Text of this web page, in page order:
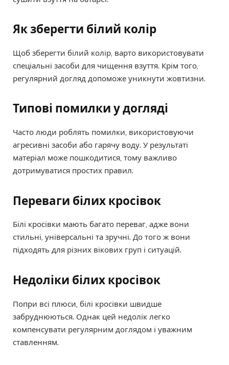
Як зберегти білий колір
Щоб зберегти білий колір, варто використовувати
спеціальні засоби для чищення взуття. Крім того,
регулярний догляд допоможе уникнути жовтизни.
Типові помилки у догляді
Часто люди роблять помилки, використовуючи
агресивні засоби або гарячу воду. У результаті
матеріал може пошкодитися, тому важливо
дотримуватися простих правил.
Переваги білих кросівок
Білі кросівки мають багато переваг, адже вони
стильні, універсальні та зручні. До того ж вони
підходять для різних вікових груп і ситуацій.
Недоліки білих кросівок
Попри всі плюси, білі кросівки швидше
забруднюються. Однак цей недолік легко
компенсувати регулярним доглядом і уважним
ставленням.